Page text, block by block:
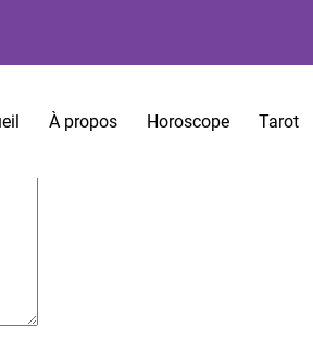
À propos Horoscope Tarot
avec